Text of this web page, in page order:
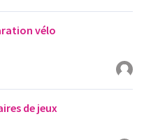
vélo
de jeux